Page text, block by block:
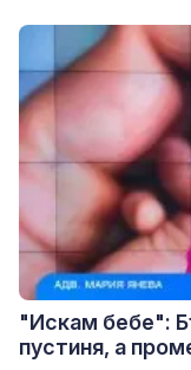
"Искам бебе":
пустиня, а